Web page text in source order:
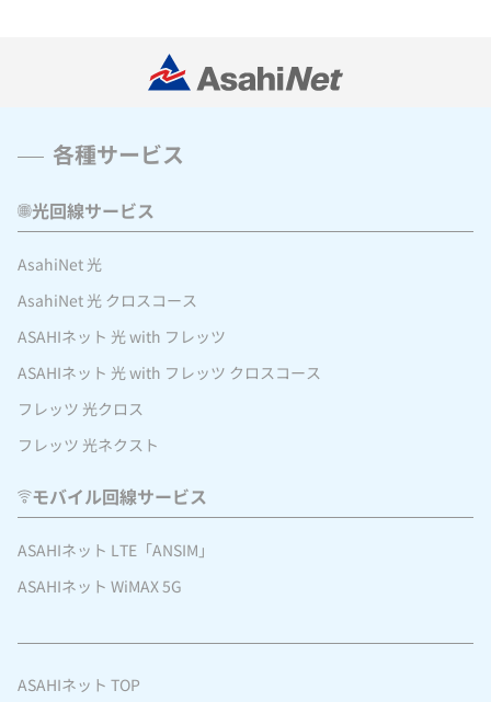
各種サービス
光回線サービス
AsahiNet 光
AsahiNet 光 クロスコース
ASAHIネット 光 with フレッツ
ASAHIネット 光 with フレッツ クロスコース
フレッツ 光クロス
フレッツ 光ネクスト
モバイル回線サービス
ASAHIネット LTE「ANSIM」
ASAHIネット WiMAX 5G
ASAHIネット TOP